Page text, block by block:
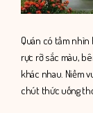
Quán có tầm nhìn
rực rỡ sắc màu,
khác nhau. Niềm
chút thức uống